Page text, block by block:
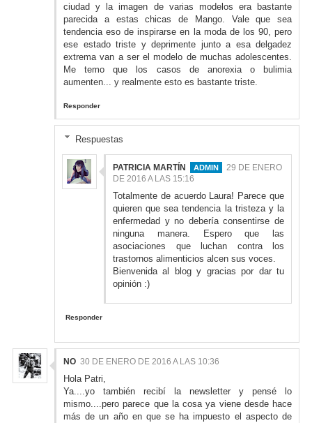
ciudad y la imagen de varias modelos era bastante
parecida a estas chicas de Mango. Vale que sea
tendencia eso de inspirarse en la moda de los 90, pero
ese estado triste y deprimente junto a esa delgadez
extrema van a ser el modelo de muchas adolescentes.
Me temo que los casos de anorexia o bulimia
aumenten... y realmente esto es bastante triste.
Responder
Respuestas
PATRICIA MARTÍN
29 DE ENERO
DE 2016 A LAS 15:16
Totalmente de acuerdo Laura! Parece que
quieren que sea tendencia la tristeza y la
enfermedad y no debería consentirse de
ninguna manera. Espero que las
asociaciones que luchan contra los
trastornos alimenticios alcen sus voces.
Bienvenida al blog y gracias por dar tu
opinión :)
Responder
NO 30 DE ENERO DE 2016 A LAS 10:36
Hola Patri,
Ya....yo también recibí la newsletter y pensé lo
mismo....pero parece que la cosa ya viene desde hace
más de un año en que se ha impuesto el aspecto de